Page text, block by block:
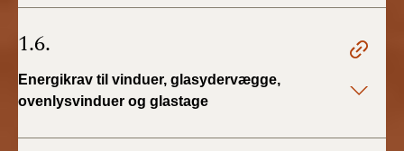
1.6.
Energikrav til vinduer, glasydervægge,
ovenlysvinduer og glastage